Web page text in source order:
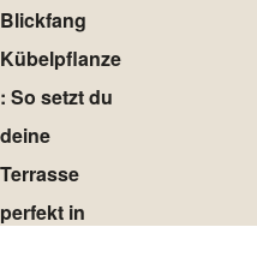
Blickfang
Kübelpflanze
: So setzt du
deine
Terrasse
perfekt in